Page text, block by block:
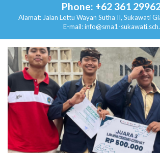
Phone: +62 361
Alamat: Jalan Lettu Wayan Sutha II, Sukawati
E-mail: info@sma1-